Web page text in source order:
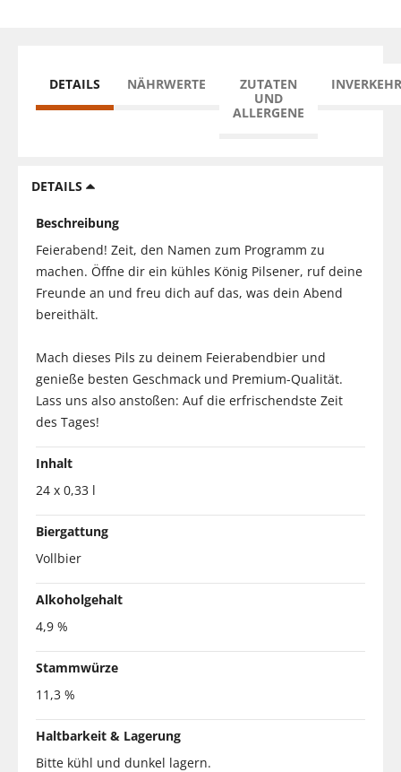
DETAILS NÄHRWERTE
ZUTATEN
UND
ALLERGENE
DETAILS
Beschreibung
Feierabend! Zeit, den Namen zum Programm zu
machen. Öffne dir ein kühles König Pilsener, ruf deine
Freunde an und freu dich auf das, was dein Abend
bereithält.
Mach dieses Pils zu deinem Feierabendbier und
genieße besten Geschmack und Premium-Qualität.
Lass uns also anstoßen: Auf die erfrischendste Zeit
des Tages!
Inhalt
24 x 0,33 l
Biergattung
Vollbier
Alkoholgehalt
4,9 %
Stammwürze
11,3 %
Haltbarkeit & Lagerung
Bitte kühl und dunkel lagern.